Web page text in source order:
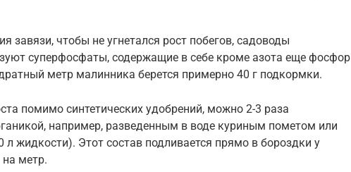
завязи, чтобы не угнетался рост побегов, садоводы
суперфосфаты, содержащие в себе кроме азота еще фосфор
метр малинника берется примерно 40 г подкормки.
помимо синтетических удобрений, можно 2-3 раза
например, разведенным в воде куриным пометом или
л жидкости). Этот состав подливается прямо в бороздки у
на метр.